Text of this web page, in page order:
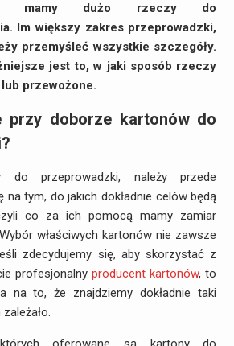
mamy dużo rzeczy do
Im większy zakres przeprowadzki,
przemyśleć wszystkie szczegóły.
jest to, w jaki sposób rzeczy
przewożone.
przy doborze kartonów do
do przeprowadzki, należy przede
tym, do jakich dokładnie celów będą
co za ich pomocą mamy zamiar
właściwych kartonów nie zawsze
zdecydujemy się, aby skorzystać z
profesjonalnyproducent kartonów, to
na to, że znajdziemy dokładnie taki